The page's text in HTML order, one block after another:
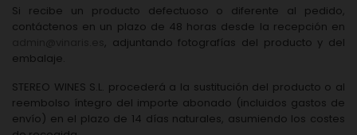
Si recibe un producto defectuoso o diferente al pedido,
contáctenos en un plazo de 48 horas desde la recepción en
, adjuntando fotografías del producto y del
embalaje.
STEREO WINES S.L. procederá a la sustitución del producto o al
reembolso íntegro del importe abonado (incluidos gastos de
envío) en el plazo de 14 días naturales, asumiendo los costes